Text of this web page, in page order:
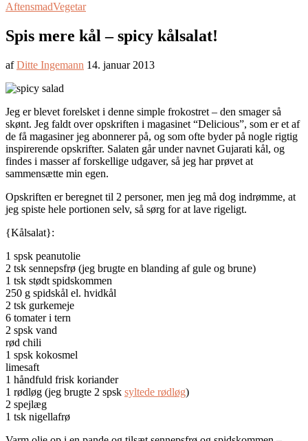
AftensmadVegetar
Spis mere kål – spicy kålsalat!
afDitte Ingemann 14. januar 2013
Jeg er blevet forelsket i denne simple frokostret – den smager så
skønt. Jeg faldt over opskriften i magasinet “Delicious”, som er et af
de få magasiner jeg abonnerer på, og som ofte byder på nogle rigtig
inspirerende opskrifter. Salaten går under navnet Gujarati kål, og
findes i masser af forskellige udgaver, så jeg har prøvet at
sammensætte min egen.
Opskriften er beregnet til 2 personer, men jeg må dog indrømme, at
jeg spiste hele portionen selv, så sørg for at lave rigeligt.
{Kålsalat}:
1 spsk peanutolie
2 tsk sennepsfrø (jeg brugte en blanding af gule og brune)
1 tsk stødt spidskommen
250 g spidskål el. hvidkål
2 tsk gurkemeje
6 tomater i tern
2 spsk vand
rød chili
1 spsk kokosmel
limesaft
1 håndfuld frisk koriander
1 rødløg (jeg brugte 2 spsk syltede rødløg)
2 spejlæg
1 tsk nigellafrø